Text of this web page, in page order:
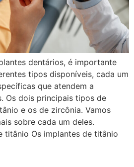
dentários, é importante
tipos disponíveis, cada um
que atendem a
Os dois principais tipos de
e os de zircônia. Vamos
sobre cada um deles.
titânio Os implantes de titânio